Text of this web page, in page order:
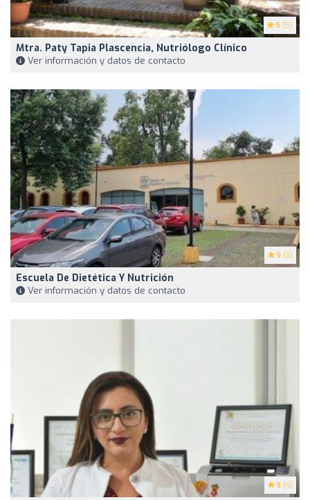
5 (5)
Mtra. Paty Tapia Plascencia, Nutriólogo Clínico
Ver información y datos de contacto
5 (3)
Escuela De Dietética Y Nutrición
Ver información y datos de contacto
5 (4)